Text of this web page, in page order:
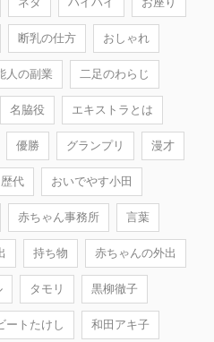
断乳の仕方 おしゃれ
人の副業 二足のわらじ
名脇役 エキストラとは
優勝 グランプリ 漫才
歴代 おいでやす小田
赤ちゃん事務所 言葉
持ち物 赤ちゃんの外出
タモリ 黒柳徹子
ートたけし 和田アキ子